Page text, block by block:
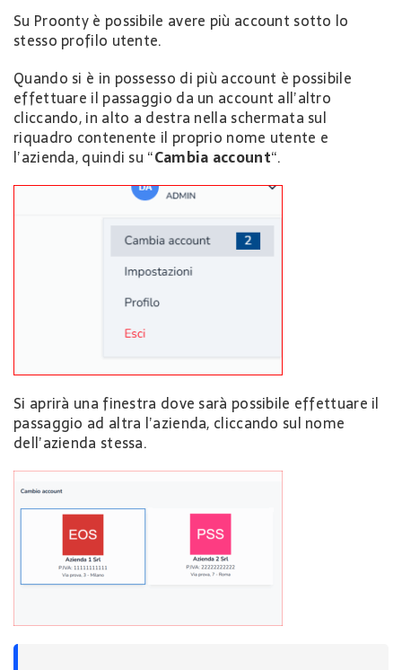
Su Proonty è possibile avere più account sotto lo
stesso profilo utente.
Quando si è in possesso di più account è possibile
effettuare il passaggio da un account all’altro
cliccando, in alto a destra nella schermata sul
riquadro contenente il proprio nome utente e
l’azienda, quindi su “Cambia account“.
Si aprirà una finestra dove sarà possibile effettuare il
passaggio ad altra l’azienda, cliccando sul nome
dell’azienda stessa.